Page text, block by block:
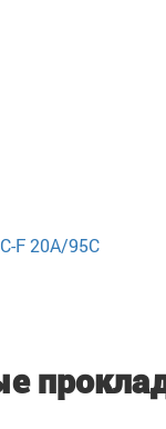
F 20A/95C